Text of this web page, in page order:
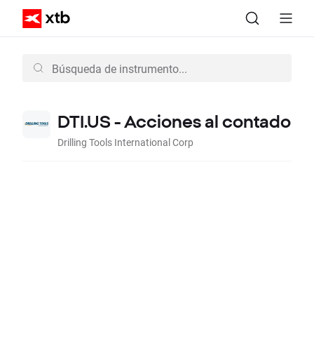
DTI.US - Acciones al contado
Drilling Tools International Corp